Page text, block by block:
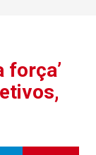
força’